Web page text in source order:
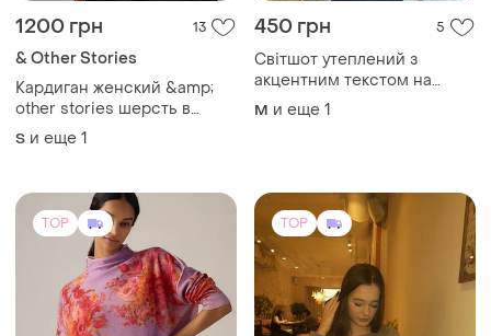
1200 грн 13
& Other Stories
Кардиган женский &amp;
other stories шерсть в
составе вязаный с запахом
s m
S и еще 1
450 грн 5
Світшот утеплений з
акцентним текстом на
спині oversize
M и еще 1
TOP TOP